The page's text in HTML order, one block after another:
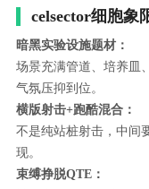
celsector细胞象
暗黑实验设施题材：
场景充满管道、培养皿
气氛压抑到位。
横版射击+跑酷混合：
不是纯站桩射击，中间
现。
束缚挣脱QTE：